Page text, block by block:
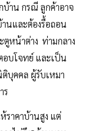
บ้าน กรณี ลูกค้าอาจ
านและต้องรื้อถอน
ตูหน้าต่าง ท่ามกลาง
อบโจทย์ และเป็น
ติบุคคล ผู้รับเหมา
ร
าคาบ้านสูง แต่